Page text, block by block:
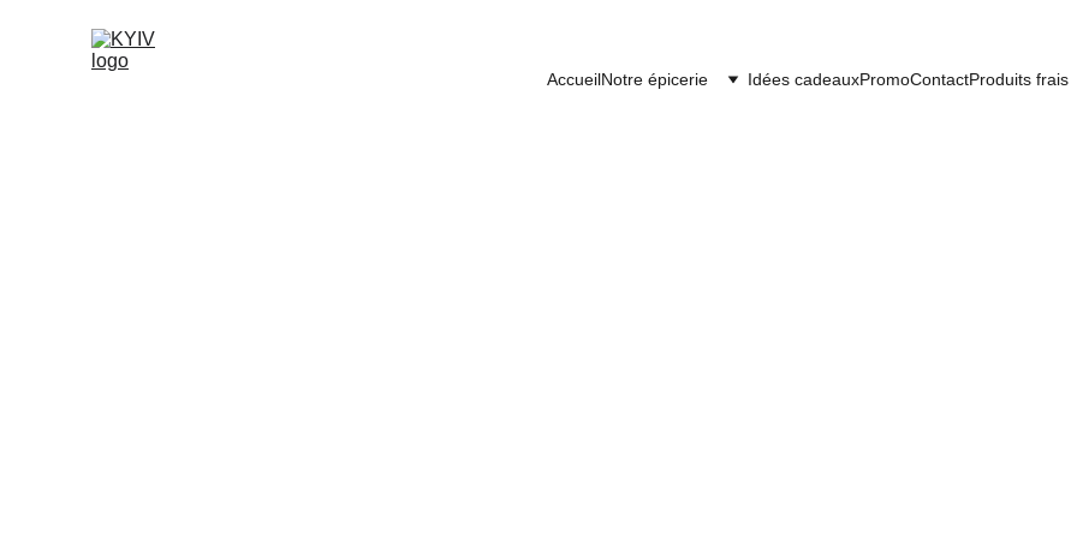
AccueilNotre épicerie Idées cadeauxPromoContactProduits frais